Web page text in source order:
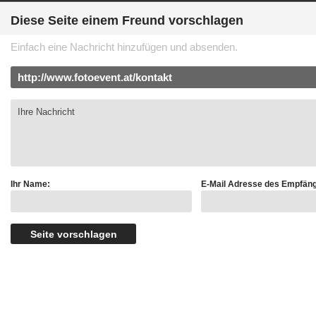
Diese Seite einem Freund vorschlagen
Einfach eine Nachricht hinzufügen und absenden.
Ihr Name: E-Mail Adresse des